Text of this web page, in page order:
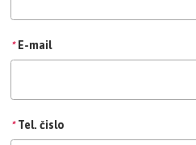
* E-mail
* Tel. čislo